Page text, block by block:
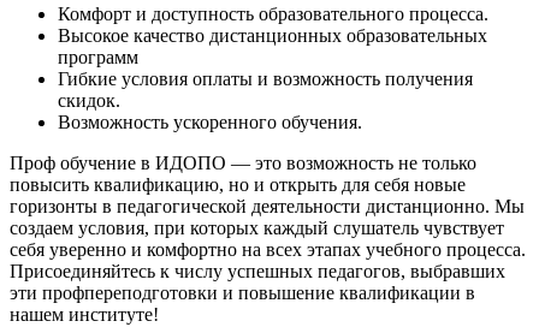
Комфорт и доступность образовательного процесса.
Высокое качество дистанционных образовательных
программ
Гибкие условия оплаты и возможность получения
скидок.
Возможность ускоренного обучения.
Проф обучение в ИДОПО — это возможность не только
повысить квалификацию, но и открыть для себя новые
горизонты в педагогической деятельности дистанционно. Мы
создаем условия, при которых каждый слушатель чувствует
себя уверенно и комфортно на всех этапах учебного процесса.
Присоединяйтесь к числу успешных педагогов, выбравших
эти профпереподготовки и повышение квалификации в
нашем институте!